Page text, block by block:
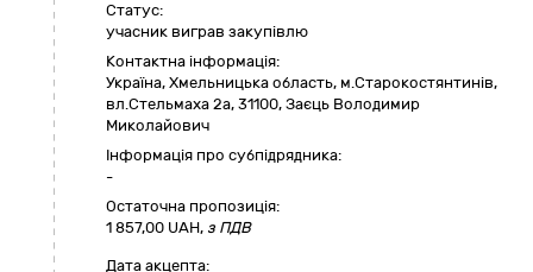
Статус:
учасник виграв закупівлю
Контактна інформація:
Україна, Хмельницька область, м.Старокостянтинів,
вл.Стельмаха 2а, 31100, Заєць Володимир
Миколайович
Інформація про субпідрядника:
-
Остаточна пропозиція:
1 857,00 UAH, з ПДВ
Дата акцепта: